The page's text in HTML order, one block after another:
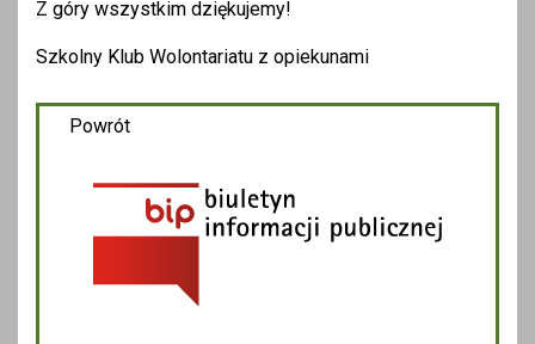
Z góry wszystkim dziękujemy!
Szkolny Klub Wolontariatu z opiekunami
Powrót